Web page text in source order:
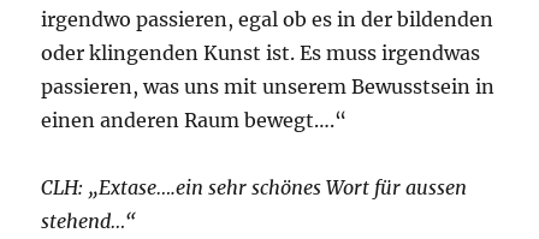
irgendwo passieren, egal ob es in der bildenden
oder klingenden Kunst ist. Es muss irgendwas
passieren, was uns mit unserem Bewusstsein in
einen anderen Raum bewegt….“
CLH: „Extase….ein sehr schönes Wort für aussen
stehend…“